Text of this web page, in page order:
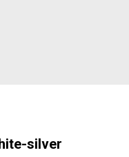
silver